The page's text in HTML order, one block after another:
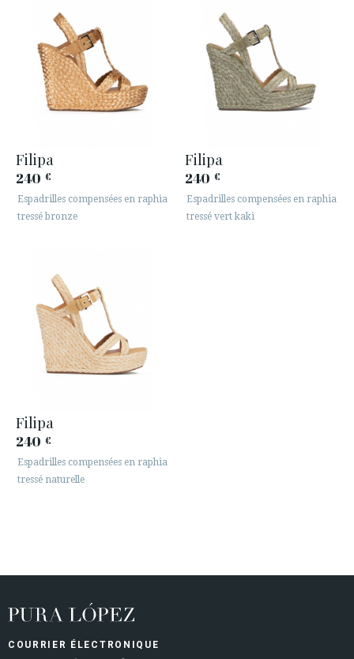
Filipa
240 €
Espadrilles compensées en raphia
tressé bronze
Filipa
240 €
Espadrilles compensées en raphia
tressé vert kaki
Filipa
240 €
Espadrilles compensées en raphia
tressé naturelle
COURRIER ÉLECTRONIQUE